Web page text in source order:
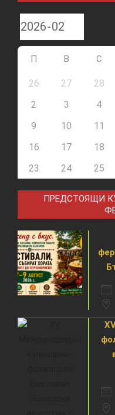
П В С
26 27 28
2
3 4
9
10 11
16
17 18
23 24 25
ПРЕДСТОЯЩИ